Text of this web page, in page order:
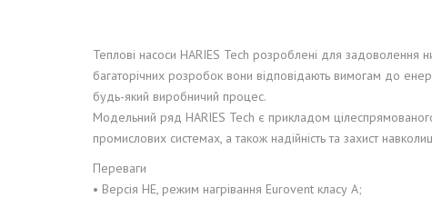
ПРОЕКТУВАННЯ
Теплові насоси HARIES Tech розроблені для задоволення
багаторічних розробок вони відповідають вимогам до
будь-який виробничий процес.
Модельний ряд HARIES Tech є прикладом
промислових системах, а також надійність та захист
Переваги
• Версія HE, режим нагрівання Eurovent класу A;